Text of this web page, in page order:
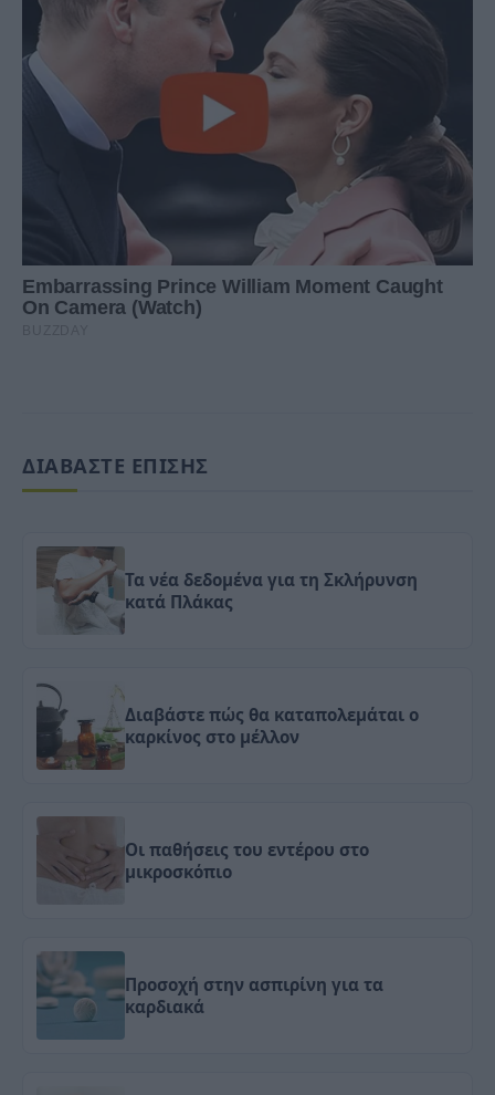
ΔΙΑΒΑΣΤΕ ΕΠΙΣΗΣ
Τα νέα δεδομένα για τη Σκλήρυνση
κατά Πλάκας
Διαβάστε πώς θα καταπολεμάται ο
καρκίνος στο μέλλον
Οι παθήσεις του εντέρου στο
μικροσκόπιο
Προσοχή στην ασπιρίνη για τα
καρδιακά